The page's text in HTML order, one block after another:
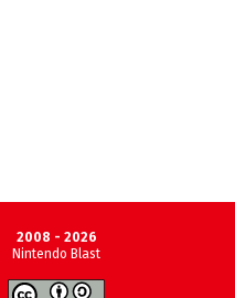
2008 - 2026
Nintendo Blast